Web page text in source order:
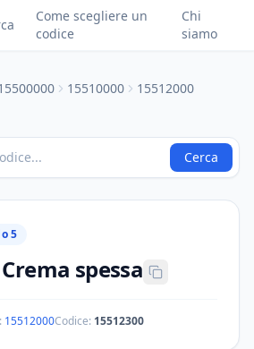
Come scegliere un
codice
Chi
siamo
15510000
15512000
Cerca
5
Crema spessa
15512000Codice: 15512300